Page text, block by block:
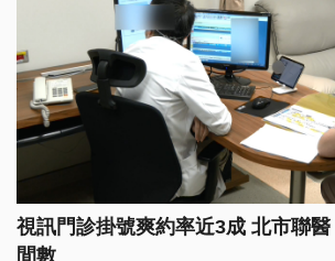
視訊門診掛號爽約率近3成 北市聯
間數